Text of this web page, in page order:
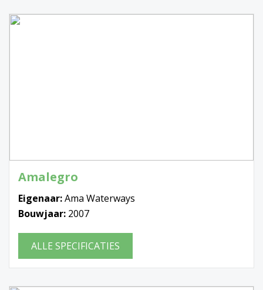
Amalegro
Eigenaar:Ama Waterways
Bouwjaar: 2007
ALLE SPECIFICATIES